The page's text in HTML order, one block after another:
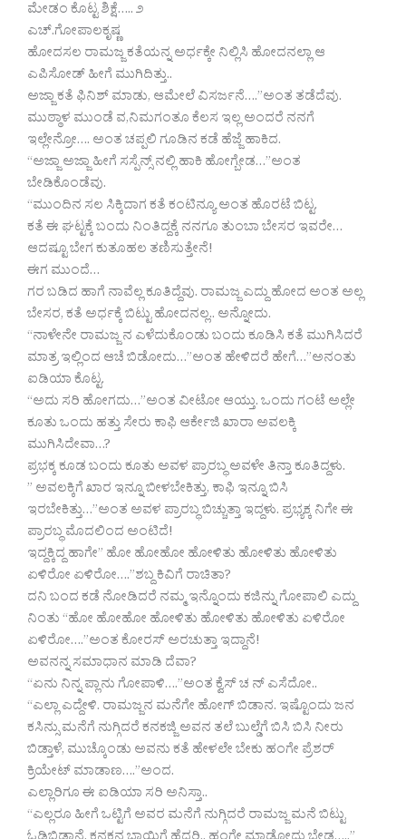
ಮೇಡಂ ಕೊಟ್ಟ ಶಿಕ್ಷೆ….. ೨
ಎಚ್.ಗೋಪಾಲಕೃಷ್ಣ
ಹೋದಸಲ ರಾಮಜ್ಜ ಕತೆಯನ್ನ ಅರ್ಧಕ್ಕೇ ನಿಲ್ಲಿಸಿ ಹೋದನಲ್ಲಾ ಆ
ಎಪಿಸೋಡ್ ಹೀಗೆ ಮುಗಿದಿತ್ತು..
ಅಜ್ಜಾ ಕತೆ ಫಿನಿಶ್ ಮಾಡು, ಆಮೇಲೆ ವಿಸರ್ಜನೆ….”ಅಂತ ತಡೆದೆವು.
ಮುಠ್ಠಾಳ ಮುಂಡೆ ವ,ನಿಮಗಂತೂ ಕೆಲಸ ಇಲ್ಲ ಅಂದರೆ ನನಗೆ
ಇಲ್ಲೇನ್ರೋ…. ಅಂತ ಚಪ್ಪಲಿ ಗೂಡಿನ ಕಡೆ ಹೆಜ್ಜೆ ಹಾಕಿದ.
“ಅಜ್ಜಾ ಅಜ್ಜಾ ಹೀಗೆ ಸಸ್ಪೆನ್ಸ್ ನಲ್ಲಿ ಹಾಕಿ ಹೋಗ್ಬೇಡ…”ಅಂತ
ಬೇಡಿಕೊಂಡೆವು.
“ಮುಂದಿನ ಸಲ ಸಿಕ್ಕಿದಾಗ ಕತೆ ಕಂಟಿನ್ಯೂ ಅಂತ ಹೊರಟೆ ಬಿಟ್ಟ.
ಕತೆ ಈ ಘಟ್ಟಕ್ಕೆ ಬಂದು ನಿಂತಿದ್ದಕ್ಕೆ ನನಗೂ ತುಂಬಾ ಬೇಸರ ಇವರೇ…
ಆದಷ್ಟೂ ಬೇಗ ಕುತೂಹಲ ತಣಿಸುತ್ತೇನೆ!
ಈಗ ಮುಂದೆ…
ಗರ ಬಡಿದ ಹಾಗೆ ನಾವೆಲ್ಲ ಕೂತಿದ್ದೆವು. ರಾಮಜ್ಜ ಎದ್ದು ಹೋದ ಅಂತ ಅಲ್ಲ
ಬೇಸರ, ಕತೆ ಅರ್ಧಕ್ಕೆ ಬಿಟ್ಟು ಹೋದನಲ್ಲ.. ಅನ್ನೋದು.
“ನಾಳೇನೇ ರಾಮಜ್ಜ ನ ಎಳೆದುಕೊಂಡು ಬಂದು ಕೂಡಿಸಿ ಕತೆ ಮುಗಿಸಿದರೆ
ಮಾತ್ರ ಇಲ್ಲಿಂದ ಆಚೆ ಬಿಡೋದು…”ಅಂತ ಹೇಳಿದರೆ ಹೇಗೆ…”ಅನಂತು
ಐಡಿಯಾ ಕೊಟ್ಟ.
“ಅದು ಸರಿ ಹೋಗದು…”ಅಂತ ವೀಟೋ ಆಯ್ತು. ಒಂದು ಗಂಟೆ ಅಲ್ಲೇ
ಕೂತು ಒಂದು ಹತ್ತು ಸೇರು ಕಾಫಿ ಆರ್ಕೇಜಿ ಖಾರಾ ಅವಲಕ್ಕಿ
ಮುಗಿಸಿದೇವಾ…?
ಪ್ರಭಕ್ಕ ಕೂಡ ಬಂದು ಕೂತು ಅವಳ ಪ್ರಾರಬ್ಧ ಅವಳೇ ತಿನ್ತಾ ಕೂತಿದ್ದಳು.
” ಅವಲಕ್ಕಿಗೆ ಖಾರ ಇನ್ನೂ ಬೀಳಬೇಕಿತ್ತು, ಕಾಫಿ ಇನ್ನೂ ಬಿಸಿ
ಇರಬೇಕಿತ್ತು…”ಅಂತ ಅವಳ ಪ್ರಾರಬ್ಧ ಬಿಚ್ಚುತ್ತಾ ಇದ್ದಳು. ಪ್ರಭ್ಯಕ್ಕ ನಿಗೇ ಈ
ಪ್ರಾರಬ್ಧ ಮೊದಲಿಂದ ಅಂಟಿದೆ!
ಇದ್ದಕ್ಕಿದ್ದ ಹಾಗೇ” ಹೋ ಹೋಹೋ ಹೋಳಿತು ಹೋಳಿತು ಹೋಳಿತು
ಏಳಿರೋ ಏಳಿರೋ….”ಶಬ್ದ ಕಿವಿಗೆ ರಾಚಿತಾ?
ದನಿ ಬಂದ ಕಡೆ ನೋಡಿದರೆ ನಮ್ಮ ಇನ್ನೊಂದು ಕಜಿನ್ನು ಗೋಪಾಲಿ ಎದ್ದು
ನಿಂತು “ಹೋ ಹೋಹೋ ಹೋಳಿತು ಹೋಳಿತು ಹೋಳಿತು ಏಳಿರೋ
ಏಳಿರೋ….”ಅಂತ ಕೋರಸ್ ಅರಚುತ್ತಾ ಇದ್ದಾನೆ!
ಅವನನ್ನ ಸಮಾಧಾನ ಮಾಡಿ ದೆವಾ?
“ಏನು ನಿನ್ನ ಪ್ಲಾನು ಗೋಪಾಳಿ….”ಅಂತ ಕ್ವೆಸ್ ಚ ನ್ ಎಸೆದೋ..
“ಎಲ್ಲಾ ಎದ್ದೇಳಿ. ರಾಮಜ್ಜನ ಮನೆಗೇ ಹೋಗ್ ಬಿಡಾನ. ಇಷ್ಟೊಂದು ಜನ
ಕಸಿನ್ಸು ಮನೆಗೆ ನುಗ್ಗಿದರೆ ಕನಕಜ್ಜಿ ಅವನ ತಲೆ ಬುಲ್ಡೆಗೆ ಬಿಸಿ ಬಿಸಿ ನೀರು
ಬಿಡ್ತಾಳೆ, ಮುಚ್ಕೊಂಡು ಅವನು ಕತೆ ಹೇಳಲೇ ಬೇಕು ಹಂಗೇ ಪ್ರೆಶರ್
ಕ್ರಿಯೇಟ್ ಮಾಡಾಣ….”ಅಂದ.
ಎಲ್ಲಾರಿಗೂ ಈ ಐಡಿಯಾ ಸರಿ ಅನಿಸ್ತಾ..
“ಎಲ್ಲರೂ ಹೀಗೆ ಒಟ್ಟಿಗೆ ಅವರ ಮನೆಗೆ ನುಗ್ಗಿದರೆ ರಾಮಜ್ಜ ಮನೆ ಬಿಟ್ಟು